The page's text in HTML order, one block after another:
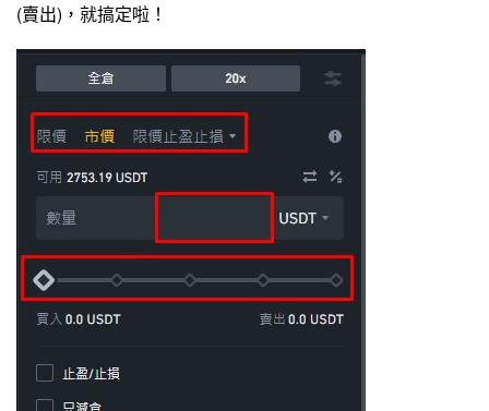
(賣出)，就搞定啦！